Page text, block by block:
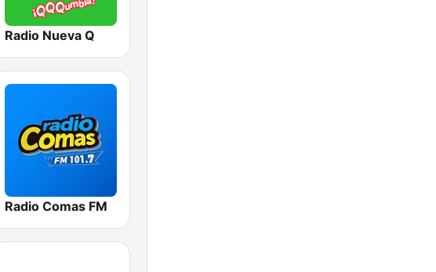
Radio Nueva Q
Radio Comas FM